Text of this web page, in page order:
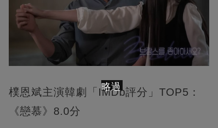
樸恩斌主演韓劇「IMDb評分」TOP5：
《戀慕》8.0分
略過